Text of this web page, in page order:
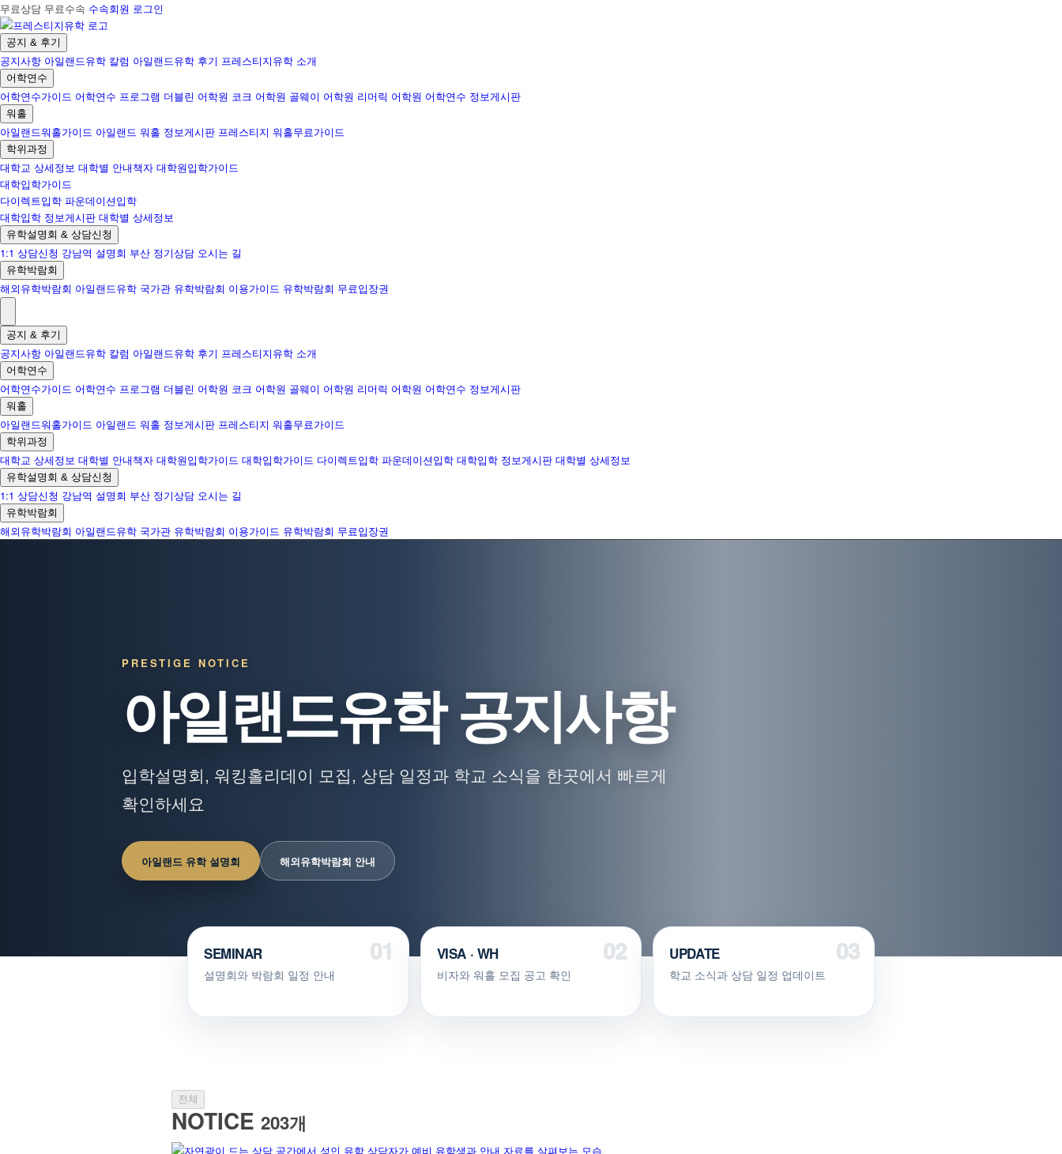
무료상담 무료수속 수속회원 로그인
공지 & 후기
공지사항 아일랜드유학 칼럼 아일랜드유학 후기 프레스티지유학 소개
어학연수
어학연수가이드 어학연수 프로그램 더블린 어학원 코크 어학원 골웨이 어학원 리머릭 어학원 어학연수 정보게시판
워홀
아일랜드워홀가이드 아일랜드 워홀 정보게시판 프레스티지 워홀무료가이드
학위과정
대학교 상세정보 대학별 안내책자 대학원입학가이드
대학입학가이드
다이렉트입학 파운데이션입학
대학입학 정보게시판 대학별 상세정보
유학설명회 & 상담신청
1:1 상담신청 강남역 설명회 부산 정기상담 오시는 길
유학박람회
해외유학박람회 아일랜드유학 국가관 유학박람회 이용가이드 유학박람회 무료입장권
공지 & 후기
공지사항 아일랜드유학 칼럼 아일랜드유학 후기 프레스티지유학 소개
어학연수
어학연수가이드 어학연수 프로그램 더블린 어학원 코크 어학원 골웨이 어학원 리머릭 어학원 어학연수 정보게시판
워홀
아일랜드워홀가이드 아일랜드 워홀 정보게시판 프레스티지 워홀무료가이드
학위과정
대학교 상세정보 대학별 안내책자 대학원입학가이드 대학입학가이드 다이렉트입학 파운데이션입학 대학입학 정보게시판 대학별 상세정보
유학설명회 & 상담신청
1:1 상담신청 강남역 설명회 부산 정기상담 오시는 길
유학박람회
해외유학박람회 아일랜드유학 국가관 유학박람회 이용가이드 유학박람회 무료입장권
PRESTIGE NOTICE
아일랜드유학 공지사항
입학설명회, 워킹홀리데이 모집, 상담 일정과 학교 소식을 한곳에서 빠르게
확인하세요
아일랜드 유학 설명회 해외유학박람회 안내
SEMINAR
설명회와 박람회 일정 안내
VISA · WH
비자와 워홀 모집 공고 확인
UPDATE
학교 소식과 상담 일정 업데이트
전체
NOTICE 203개